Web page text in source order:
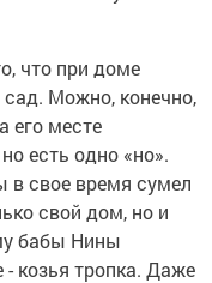
что при доме
Можно, конечно,
его месте
есть одно «но».
в свое время сумел
свой дом, но и
бабы Нины
козья тропка. Даже